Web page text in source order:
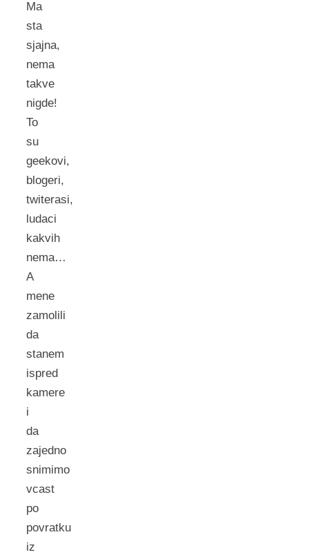
Ma
sta
sjajna,
nema
takve
nigde!
To
su
geekovi,
blogeri,
twiterasi,
ludaci
kakvih
nema…
A
mene
zamolili
da
stanem
ispred
kamere
i
da
zajedno
snimimo
vcast
po
povratku
iz